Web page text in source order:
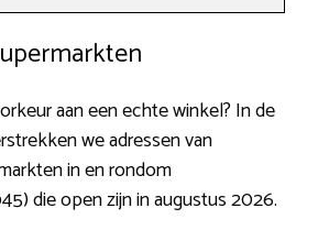
aan een echte winkel? In de
we adressen van
in en rondom
die open zijn in augustus 2026.